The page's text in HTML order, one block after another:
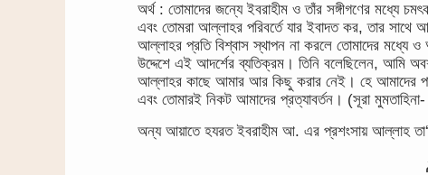
অর্থ : তোমাদের জন্যে ইবরাহীম ও তাঁর সঙ্গীগণের মধ্যে
এবং তোমরা আল্লাহর পরিবর্তে যার ইবাদত কর, তার
আল্লাহর প্রতি বিশ্বাস স্থাপন না করলে তোমাদের মধ্যে
উদ্দেশে এই আদর্শের ব্যতিক্রম। তিনি বলেছিলেন, আমি
আল্লাহর কাছে আমার আর কিছু করার নেই। হে আমাদের
এবং তোমারই নিকট আমাদের প্রত্যাবর্তন। (সূরা
অন্য আয়াতে হযরত ইবরাহীম আ. এর প্রশংসায় আল্লাহ